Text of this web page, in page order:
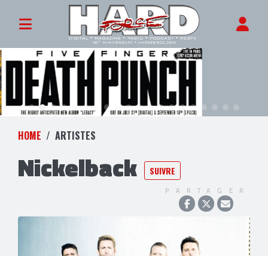
HOME ARTISTES
Nickelback SUIVRE
PARTAGER